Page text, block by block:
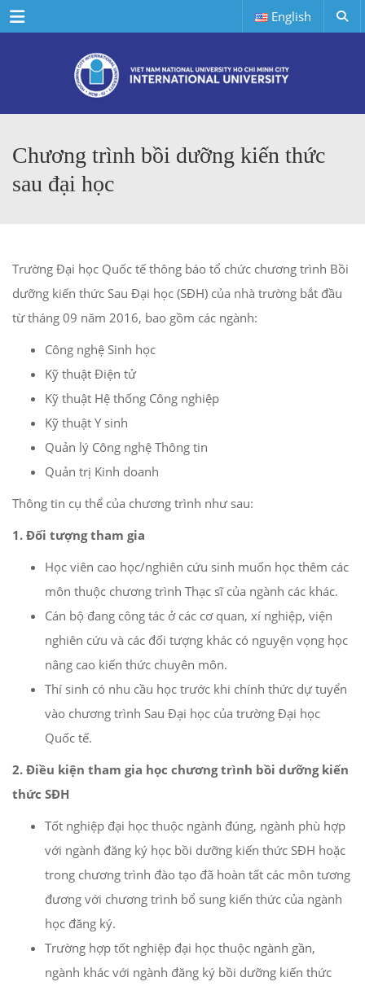
Menu English
Chương trình bồi dưỡng kiến thức
sau đại học
Trường Đại học Quốc tế thông báo tổ chức chương trình Bồi
dưỡng kiến thức Sau Đại học (SĐH) của nhà trường bắt đầu
từ tháng 09 năm 2016, bao gồm các ngành:
Công nghệ Sinh học
Kỹ thuật Điện tử
Kỹ thuật Hệ thống Công nghiệp
Kỹ thuật Y sinh
Quản lý Công nghệ Thông tin
Quản trị Kinh doanh
Thông tin cụ thể của chương trình như sau:
1. Đối tượng tham gia
Học viên cao học/nghiên cứu sinh muốn học thêm các
môn thuộc chương trình Thạc sĩ của ngành các khác.
Cán bộ đang công tác ở các cơ quan, xí nghiệp, viện
nghiên cứu và các đối tượng khác có nguyện vọng học
nâng cao kiến thức chuyên môn.
Thí sinh có nhu cầu học trước khi chính thức dự tuyển
vào chương trình Sau Đại học của trường Đại học
Quốc tế.
2. Điều kiện tham gia học chương trình bồi dưỡng kiến
thức SĐH
Tốt nghiệp đại học thuộc ngành đúng, ngành phù hợp
với ngành đăng ký học bồi dưỡng kiến thức SĐH hoặc
trong chương trình đào tạo đã hoàn tất các môn tương
đương với chương trình bổ sung kiến thức của ngành
học đăng ký.
Trường hợp tốt nghiệp đại học thuộc ngành gần,
ngành khác với ngành đăng ký bồi dưỡng kiến thức